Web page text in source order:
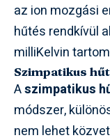
az ion mozgási
hűtés rendkívül
milliKelvin
Szimpatikus
Aszimpatikus
módszer,
nem lehet